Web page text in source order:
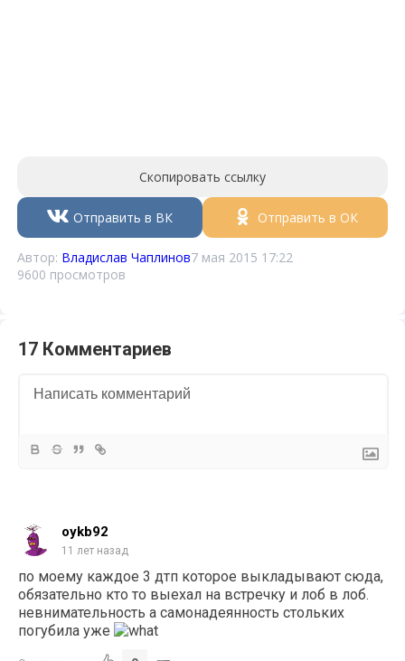
Скопировать ссылку
Отправить в ВК Отправить в ОК
Автор: Владислав Чаплинов7 мая 2015 17:22
9600 просмотров
17 Комментариев
oykb92
11 лет назад
по моему каждое 3 дтп которое выкладывают сюда,
обязательно кто то выехал на встречку и лоб в лоб.
невнимательность а самонадеянность стольких
погубила уже